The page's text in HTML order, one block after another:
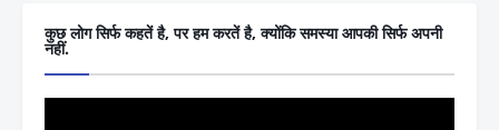
कुछ लोग सिर्फ कहतें है, पर हम करतें है, क्योंकि समस्या आपकी सिर्फ अपनी
नहीं.